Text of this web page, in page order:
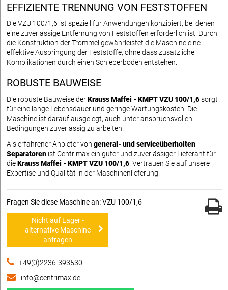
EFFIZIENTE TRENNUNG VON FESTSTOFFEN
Die VZU 100/1,6 ist speziell für Anwendungen konzipiert, bei denen
eine zuverlässige Entfernung von Feststoffen erforderlich ist. Durch
die Konstruktion der Trommel gewährleistet die Maschine eine
effektive Ausbringung der Feststoffe, ohne dass zusätzliche
Komplikationen durch einen Schieberboden entstehen.
ROBUSTE BAUWEISE
Die robuste Bauweise derKrauss Maffei - KMPT VZU 100/1,6sorgt
für eine lange Lebensdauer und geringe Wartungskosten. Die
Maschine ist darauf ausgelegt, auch unter anspruchsvollen
Bedingungen zuverlässig zu arbeiten.
Als erfahrener Anbieter von general- und serviceüberholten
Separatoren ist Centrimax ein guter und zuverlässiger Lieferant für
dieKrauss Maffei - KMPT VZU 100/1,6 . Vertrauen Sie auf unsere
Expertise und Qualität in der Maschinenlieferung.
Fragen Sie diese Maschine an: VZU 100/1,6
Nicht auf Lager -
alternative Maschine
anfragen
+49(0)2236-393530
info@centrimax.de